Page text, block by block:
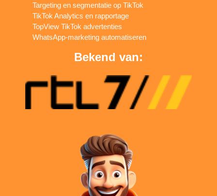
Targeting en segmentatie op TikTok
TikTok Analytics en rapportage
TopView TikTok advertenties
WhatsApp-marketing automatiseren
Bekend van: